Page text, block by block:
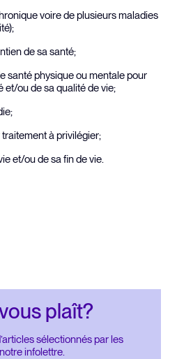
voire de plusieurs maladies
de sa santé;
santé physique ou mentale pour
et/ou de sa qualité de vie;
à privilégier;
et/ou de sa fin de vie.
plaît?
sélectionnés par les
infolettre.